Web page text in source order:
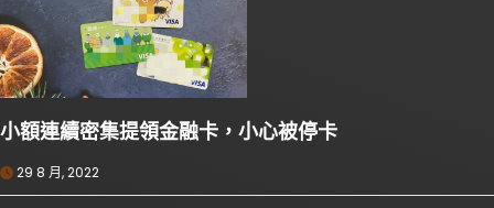
小額連續密集提領金融卡，小心被停卡
29 8 月, 2022